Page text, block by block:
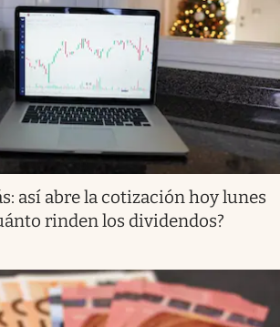
así abre la cotización hoy lunes
rinden los dividendos?